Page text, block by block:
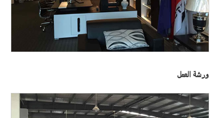
ورشة العمل